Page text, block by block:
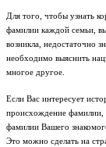
Для того, чтобы узнать
фамилии каждой семьи,
возникла, недостаточно
необходимо выяснить
многое другое.
Если Вас интересует
происхождение фамилии,
фамилии Вашего
Это можно сделать на